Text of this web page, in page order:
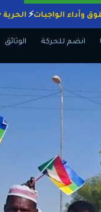
الحقوق وأداء الواجبات
انضم للحركة الوثائق